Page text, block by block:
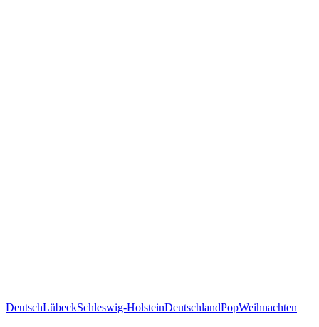
DeutschLübeckSchleswig-HolsteinDeutschlandPopWeihnachten